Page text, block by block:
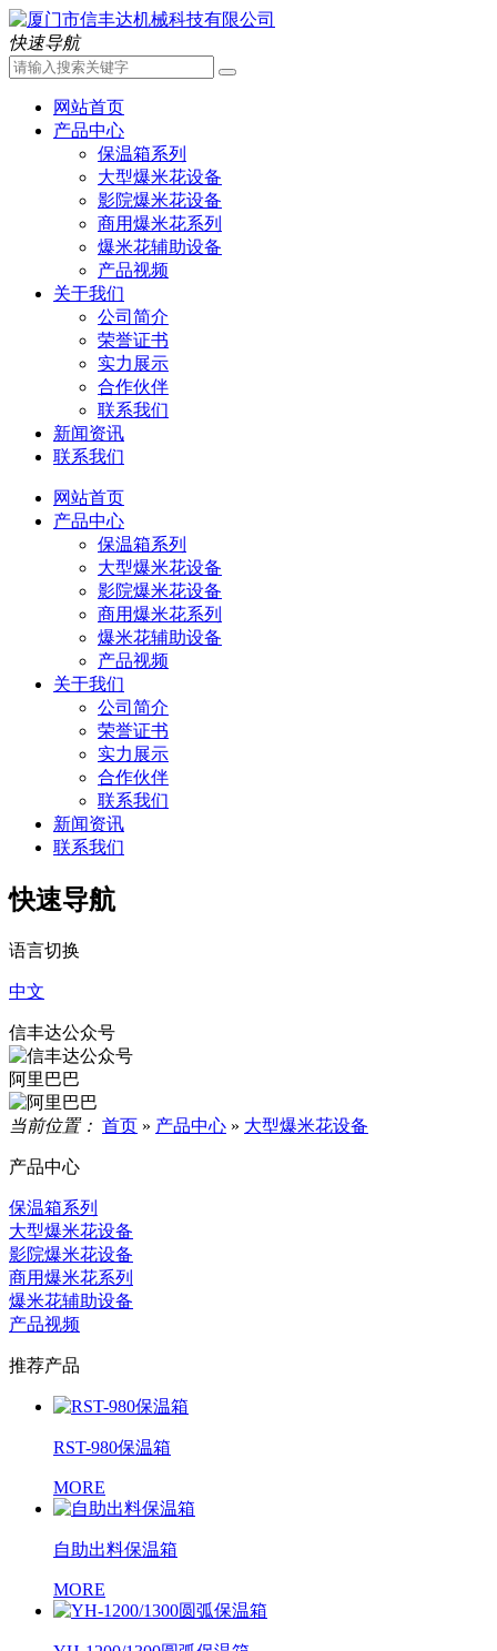
快速导航
网站首页
产品中心
保温箱系列
大型爆米花设备
影院爆米花设备
商用爆米花系列
爆米花辅助设备
产品视频
关于我们
公司简介
荣誉证书
实力展示
合作伙伴
联系我们
新闻资讯
联系我们
网站首页
产品中心
保温箱系列
大型爆米花设备
影院爆米花设备
商用爆米花系列
爆米花辅助设备
产品视频
关于我们
公司简介
荣誉证书
实力展示
合作伙伴
联系我们
新闻资讯
联系我们
快速导航
语言切换
中文
信丰达公众号
阿里巴巴
当前位置： 首页 » 产品中心 » 大型爆米花设备
产品中心
保温箱系列
大型爆米花设备
影院爆米花设备
商用爆米花系列
爆米花辅助设备
产品视频
推荐产品
RST-980保温箱
MORE
自助出料保温箱
MORE